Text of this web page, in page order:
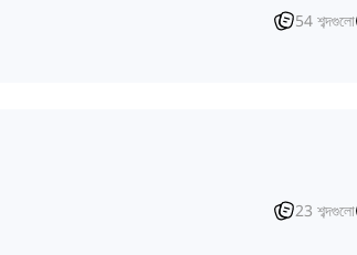
54 শব্দগুলো
23 শব্দগুলো